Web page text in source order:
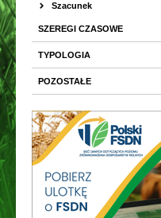
Szacunek
SZEREGI CZASOWE
TYPOLOGIA
POZOSTAŁE